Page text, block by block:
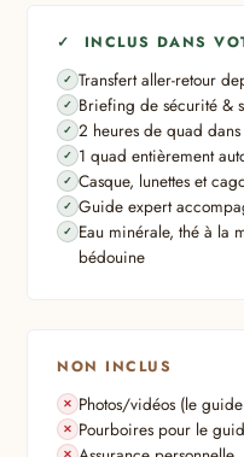
✓ INCLUS DANS
Transfert aller-retour
Briefing de sécurité &
2 heures de quad
1 quad entièrement
Casque, lunettes et
Guide expert
Eau minérale, thé à la
bédouine
NON INCLUS
Photos/vidéos (le
Pourboires pour le